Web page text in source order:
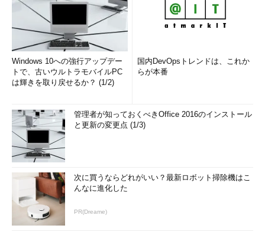
Windows 10への強行アップデー
トで、古いウルトラモバイルPC
は輝きを取り戻せるか？ (1/2)
国内DevOpsトレンドは、これか
らが本番
管理者が知っておくべきOffice 2016のインストール
と更新の変更点 (1/3)
次に買うならどれがいい？最新ロボット掃除機はこ
んなに進化した
PR(Dreame)